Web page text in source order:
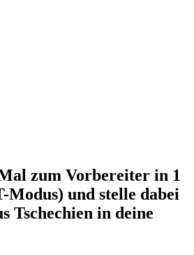
zum Vorbereiter in 1
Modus) und stelle dabei
Tschechien in deine